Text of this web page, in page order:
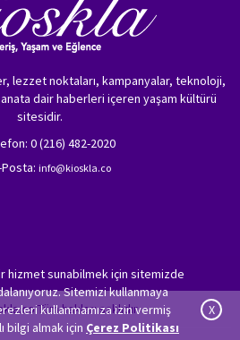
hizmet sunabilmek için sitemizde
Sitemizi kullanmaya
kullanmamıza izin vermiş
bilgi almak için Çerez Politikası
X
lezzet noktaları, kampanyalar, teknoloji,
dair haberleri içeren yaşam kültürü
sitesidir.
0 (216) 482-2020
Posta: info@kioskla.co
Tüm hakları saklıdır.